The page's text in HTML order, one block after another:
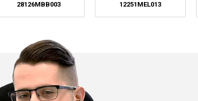
28126MBB003 12251MEL013